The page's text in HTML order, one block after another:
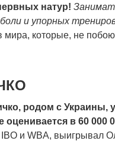
натур!
и упорных
которые, не
родом с Украины,
оценивается в 60 000
и WBA, выигрывал